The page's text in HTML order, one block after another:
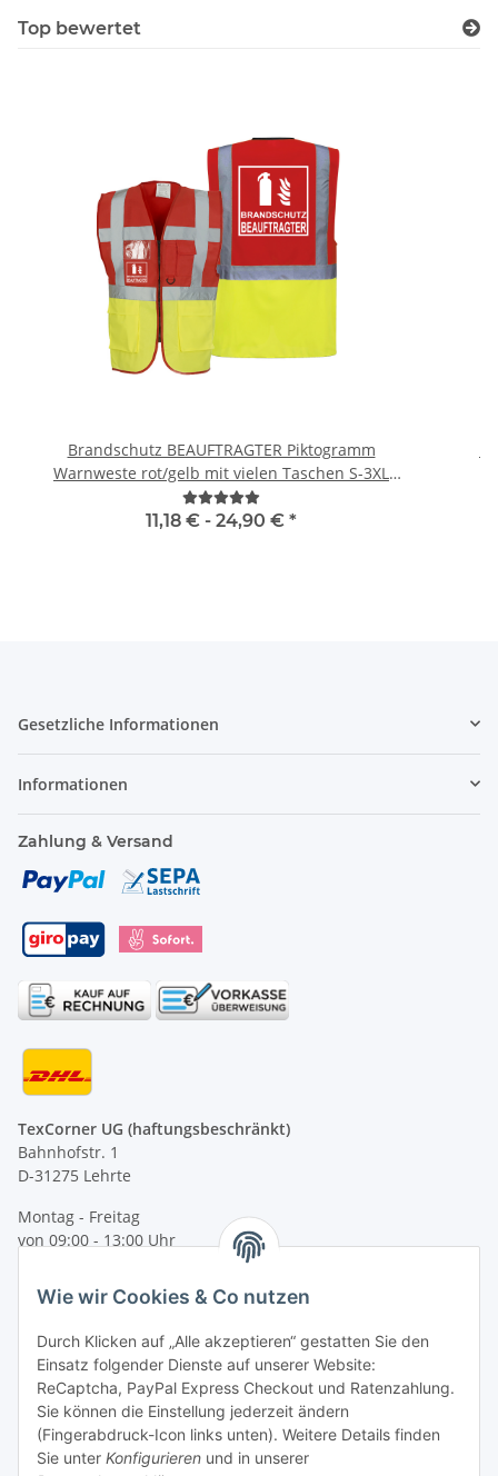
Top bewertet
Brandschutz BEAUFTRAGTER Piktogramm
Warnweste rot/gelb mit vielen Taschen S-3XL
"BRAND22 Linie"
11,18 € - 24,90 € *
Gesetzliche Informationen
Informationen
Zahlung & Versand
TexCorner UG (haftungsbeschränkt)
Bahnhofstr. 1
D-31275 Lehrte
Montag - Freitag
von 09:00 - 13:00 Uhr
Tel: +49 (0) 5132 8230689
E-Mail:mail@texcorner.de
Wie wir Cookies & Co nutzen
Durch Klicken auf „Alle akzeptieren“ gestatten Sie den
Einsatz folgender Dienste auf unserer Website:
ReCaptcha, PayPal Express Checkout und Ratenzahlung.
Sie können die Einstellung jederzeit ändern
(Fingerabdruck-Icon links unten). Weitere Details finden
Sie unter Konfigurieren und in unserer